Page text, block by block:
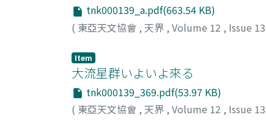
tnk000139_a.pdf(663.54 KB)
( 東亞天文協會 , 天界 , Volume 12 , Issue
Item
大流星群いよいよ來る
tnk000139_369.pdf(53.97 KB)
( 東亞天文協會 , 天界 , Volume 12 , Issue